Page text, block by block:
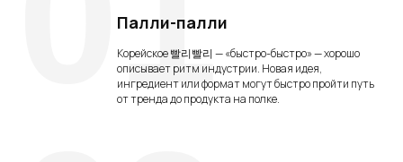
Палли-палли
Корейское 빨리빨리 — «быстро-быстро» — хорошо
описывает ритм индустрии. Новая идея,
ингредиент или формат могут быстро пройти путь
от тренда до продукта на полке.